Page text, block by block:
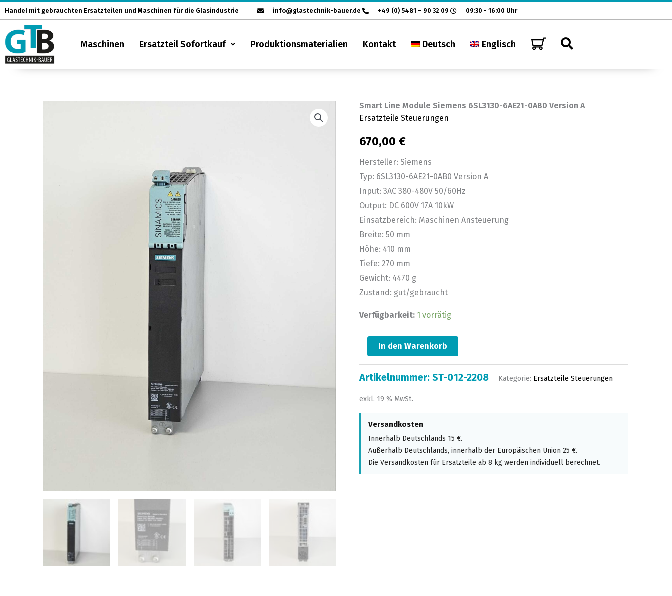
Zum
Inhalt
springen
Handel mit gebrauchten Ersatzteilen und Maschinen für die Glasindustrie info@glastechnik-bauer.de +49 (0) 5481 – 90 32 09 09:30 - 16:00 Uhr
Maschinen Ersatzteil Sofortkauf Produktionsmaterialien Kontakt Deutsch Englisch
Smart Line Module Siemens 6SL3130-6AE21-0AB0 Version A
Ersatzteile Steuerungen
670,00 €
Hersteller: Siemens
Typ: 6SL3130-6AE21-0AB0 Version A
Input: 3AC 380-480V 50/60Hz
Output: DC 600V 17A 10kW
Einsatzbereich: Maschinen Ansteuerung
Breite: 50 mm
Höhe: 410 mm
Tiefe: 270 mm
Gewicht: 4470 g
Zustand: gut/gebraucht
Verfügbarkeit: 1 vorrätig
Smart
Line
Module
6SL3130-
6AE21-
0AB0
Version
A
Menge
In den Warenkorb
Artikelnummer: ST-012-2208 Kategorie: Ersatzteile Steuerungen
exkl. 19 % MwSt.
Versandkosten
Innerhalb Deutschlands 15 €.
Außerhalb Deutschlands, innerhalb der Europäischen Union 25 €.
Die Versandkosten für Ersatzteile ab 8 kg werden individuell berechnet.